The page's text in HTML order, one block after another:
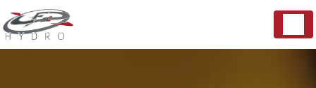
Panneau de gestion des cookies